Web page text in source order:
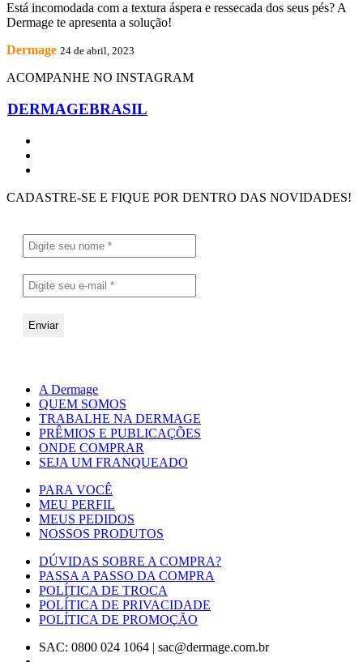
Está incomodada com a textura áspera e ressecada dos seus pés? A
Dermage te apresenta a solução!
Dermage 24 de abril, 2023
ACOMPANHE NO INSTAGRAM
DERMAGEBRASIL
CADASTRE-SE E FIQUE POR DENTRO DAS NOVIDADES!
A Dermage
QUEM SOMOS
TRABALHE NA DERMAGE
PRÊMIOS E PUBLICAÇÕES
ONDE COMPRAR
SEJA UM FRANQUEADO
PARA VOCÊ
MEU PERFIL
MEUS PEDIDOS
NOSSOS PRODUTOS
DÚVIDAS SOBRE A COMPRA?
PASSA A PASSO DA COMPRA
POLÍTICA DE TROCA
POLÍTICA DE PRIVACIDADE
POLÍTICA DE PROMOÇÃO
SAC: 0800 024 1064 | sac@dermage.com.br